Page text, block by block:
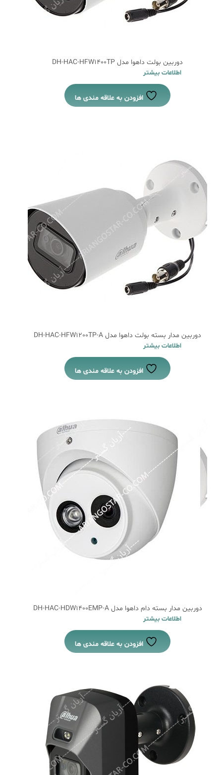
دوربین بولت داهوا مدل DH-HAC-HFW1400TP
اطلاعات بیشتر
افزودن به علاقه مندی ها
دوربین مدار بسته بولت داهوا مدل DH-HAC-HFW1200TP-A
اطلاعات بیشتر
افزودن به علاقه مندی ها
دوربین مدار بسته دام داهوا مدل DH-HAC-HDW1400EMP-A
اطلاعات بیشتر
افزودن به علاقه مندی ها